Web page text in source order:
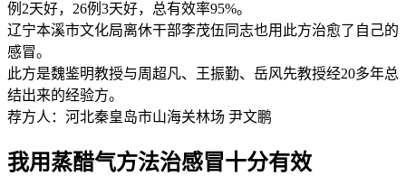
例2天好，26例3天好，总有效率95%。
辽宁本溪市文化局离休干部李茂伍同志也用此方治愈了自己的
感冒。
此方是魏鉴明教授与周超凡、王振勤、岳风先教授经20多年总
结出来的经验方。
荐方人：河北秦皇岛市山海关林场 尹文鹏
我用蒸醋气方法治感冒十分有效